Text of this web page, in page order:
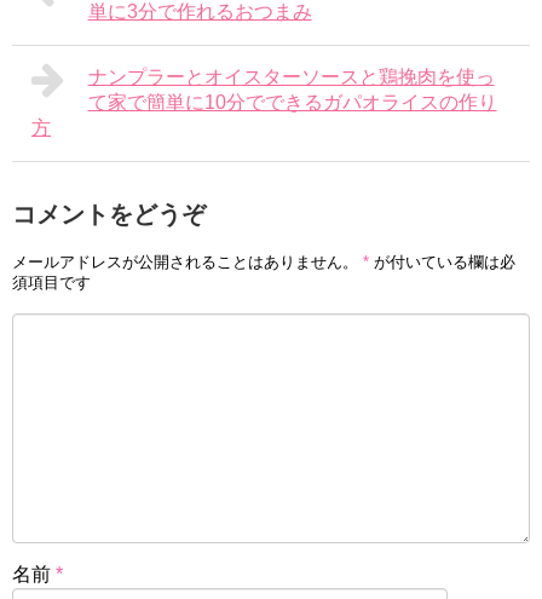
単に3分で作れるおつまみ
ナンプラーとオイスターソースと鶏挽肉を使っ
て家で簡単に10分でできるガパオライスの作り
方
コメントをどうぞ
メールアドレスが公開されることはありません。 * が付いている欄は必
須項目です
名前 *